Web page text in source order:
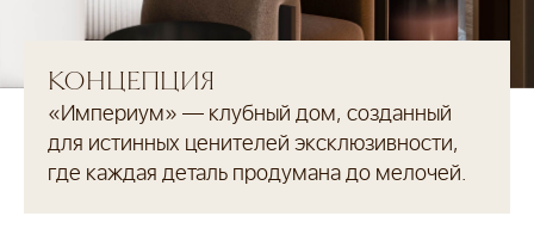
КОНЦЕПЦИЯ
«Империум» — клубный дом, созданный
для истинных ценителей эксклюзивности,
где каждая деталь продумана до мелочей.